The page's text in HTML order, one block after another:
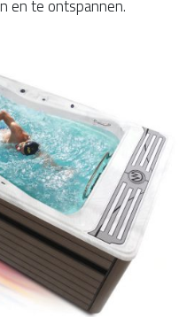
en te ontspannen.